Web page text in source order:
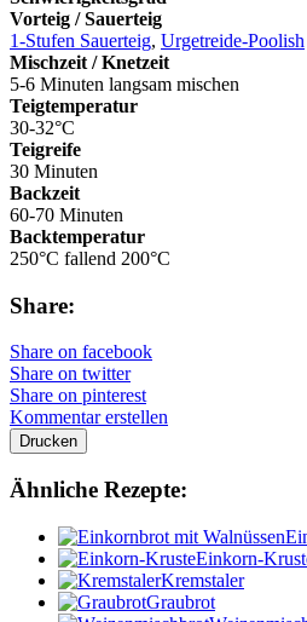
Vorteig / Sauerteig
1-Stufen Sauerteig, Urgetreide-Poolish
Mischzeit / Knetzeit
5-6 Minuten langsam mischen
Teigtemperatur
30-32°C
Teigreife
30 Minuten
Backzeit
60-70 Minuten
Backtemperatur
250°C fallend 200°C
Share:
Share on facebook
Share on twitter
Share on pinterest
Kommentar erstellen
Drucken
Ähnliche Rezepte:
Einkorn-
Kremstaler
Graubrot